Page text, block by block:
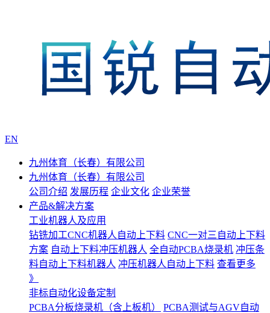
EN
九州体育（长春）有限公司
九州体育（长春）有限公司
公司介绍 发展历程 企业文化 企业荣誉
产品&解决方案
工业机器人及应用
钻铣加工CNC机器人自动上下料 CNC一对三自动上下料
方案 自动上下料冲压机器人 全自动PCBA烧录机 冲压条
料自动上下料机器人 冲压机器人自动上下料 查看更多
》
非标自动化设备定制
PCBA分板烧录机（含上板机）
PCBA测试与AGV自动